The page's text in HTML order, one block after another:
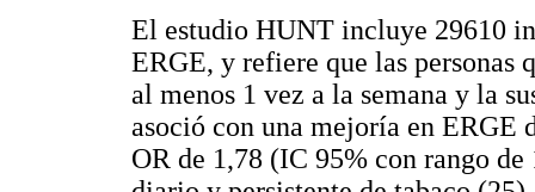
El estudio HUNT incluye 29610
ERGE, y refiere que las
al menos 1 vez a la semana y la
asoció con una mejoría en ERGE
OR de 1,78 (IC 95% con rango